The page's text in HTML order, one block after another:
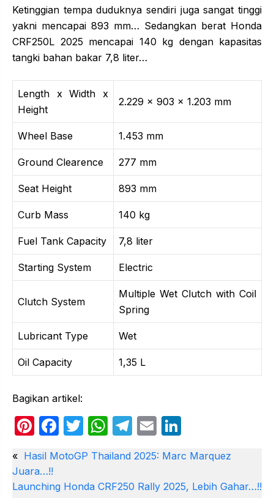
Ketinggian tempa duduknya sendiri juga sangat tinggi
yakni mencapai 893 mm… Sedangkan berat Honda
CRF250L 2025 mencapai 140 kg dengan kapasitas
tangki bahan bakar 7,8 liter…
Length x Width x
Height
2.229 x 903 x 1.203 mm
Wheel Base 1.453 mm
Ground Clearence 277 mm
Seat Height 893 mm
Curb Mass 140 kg
Fuel Tank Capacity 7,8 liter
Starting System Electric
Clutch System
Multiple Wet Clutch with Coil
Spring
Lubricant Type Wet
Oil Capacity 1,35 L
Bagikan artikel:
Pi
er
e
F
c
e
T
itt
er
W
at
s
T
e
gr
E
ail k
e
« Hasil MotoGP Thailand 2025: Marc Marquez
Juara…!!
Launching Honda CRF250 Rally 2025, Lebih Gahar…!!